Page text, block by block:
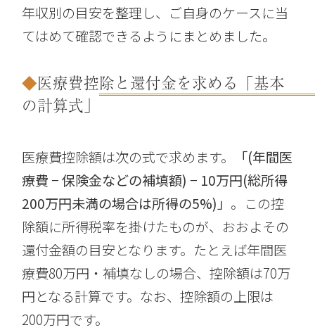
年収別の目安を整理し、ご自身のケースに当
てはめて確認できるようにまとめました。
医療費控除と還付金を求める「基本
の計算式」
医療費控除額は次の式で求めます。
「(年間医
療費 − 保険金などの補填額) − 10万円(総所得
200万円未満の場合は所得の5%)」 。この控
除額に所得税率を掛けたものが、おおよその
還付金額の目安となります。たとえば年間医
療費80万円・補填なしの場合、控除額は70万
円となる計算です。なお、控除額の上限は
200万円です。